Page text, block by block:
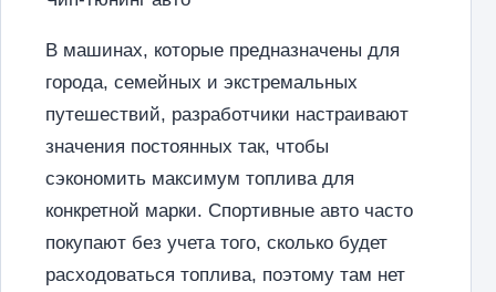
В машинах, которые предназначены для
города, семейных и экстремальных
путешествий, разработчики настраивают
значения постоянных так, чтобы
сэкономить максимум топлива для
конкретной марки. Спортивные авто часто
покупают без учета того, сколько будет
расходоваться топлива, поэтому там нет